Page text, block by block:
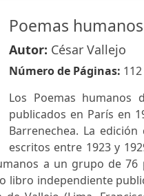
Poemas humanos
Autor: César Vallejo
Número de Páginas: 112
Los Poemas humanos
publicados en París en
Barrenechea. La
escritos entre 1923 y
a un grupo de 76
libro independiente